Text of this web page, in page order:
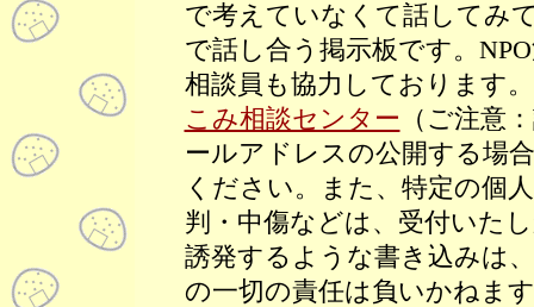
で考えていなくて話してみ
で話し合う掲示板です。
相談員も協力しております
こみ相談センター （ご注意
ールアドレスの公開する場
ください。また、特定の個
判・中傷などは、受付いた
誘発するような書き込みは
の一切の責任は負いかねま